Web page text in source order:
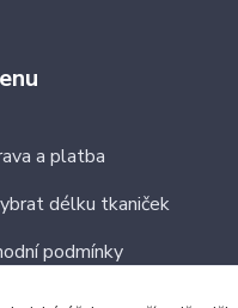
a platba
délku tkaniček
podmínky